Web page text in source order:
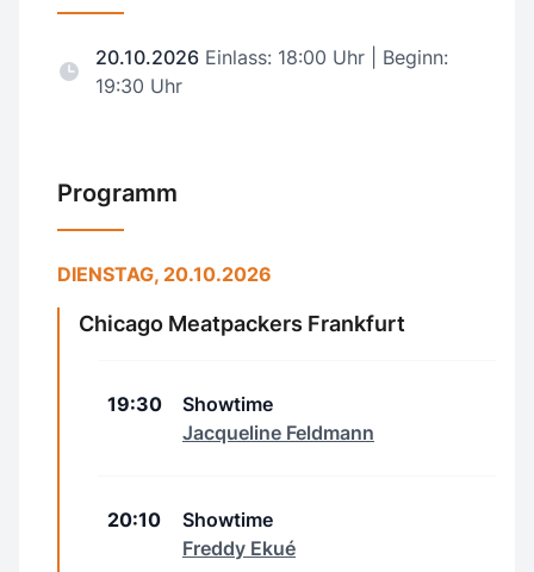
20.10.2026 Einlass: 18:00 Uhr | Beginn:
19:30 Uhr
Programm
DIENSTAG, 20.10.2026
Chicago Meatpackers Frankfurt
19:30
Showtime
Jacqueline Feldmann
20:10
Showtime
Freddy Ekué